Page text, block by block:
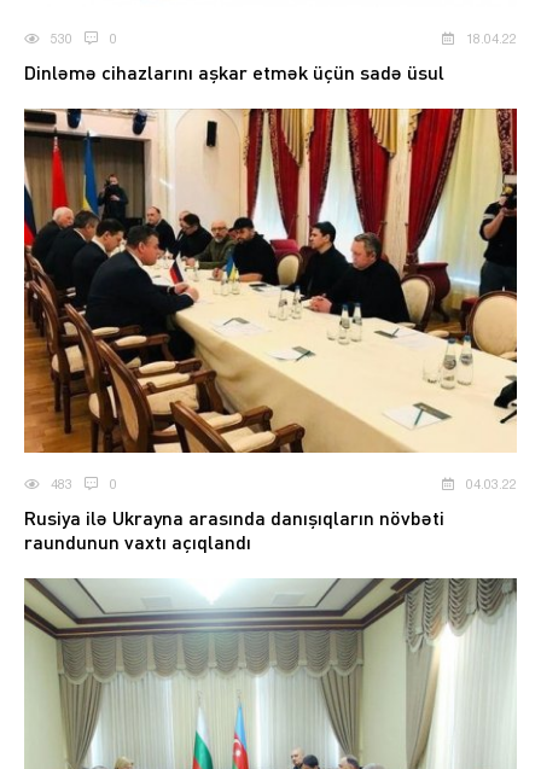
530 0 18.04.22
Dinləmə cihazlarını aşkar etmək üçün sadə üsul
483 0 04.03.22
Rusiya ilə Ukrayna arasında danışıqların növbəti
raundunun vaxtı açıqlandı